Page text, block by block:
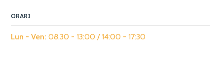
ORARI
Lun - Ven: 08.30 - 13:00 / 14:00 - 17:30